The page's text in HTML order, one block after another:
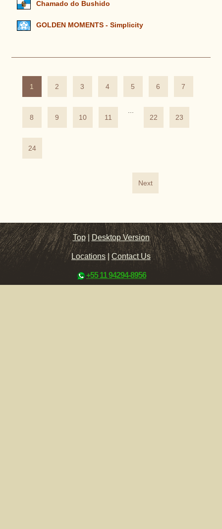
Chamado do Bushido
GOLDEN MOMENTS - Simplicity
1 2 3 4 5 6 7
8 9 10 11
...
22
23
24
Next
Top |Desktop Version
Locations|Contact Us
+55 11 94294-8956